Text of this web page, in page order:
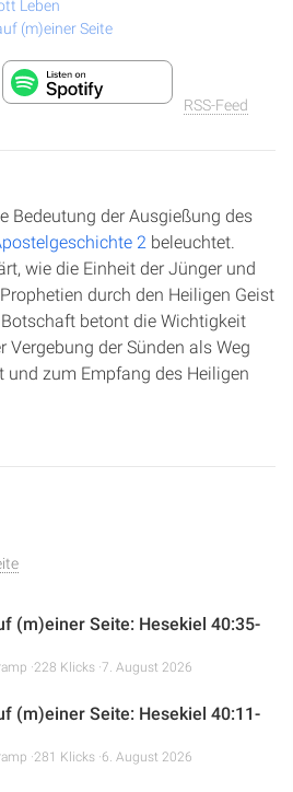
Leben
(m)einer Seite
RSS-Feed
Bedeutung der Ausgießung des
2 beleuchtet.
wie die Einheit der Jünger und
durch den Heiligen Geist
betont die Wichtigkeit
Vergebung der Sünden als Weg
und zum Empfang des Heiligen
(m)einer Seite: Hesekiel 40:35-
228 Klicks 7. August 2026
(m)einer Seite: Hesekiel 40:11-
281 Klicks 6. August 2026